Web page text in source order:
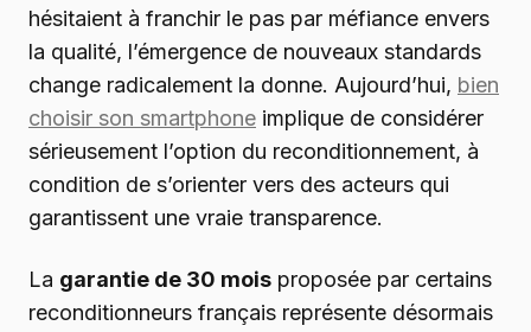
hésitaient à franchir le pas par méfiance envers
la qualité, l’émergence de nouveaux standards
change radicalement la donne. Aujourd’hui, bien
choisir son smartphone implique de considérer
sérieusement l’option du reconditionnement, à
condition de s’orienter vers des acteurs qui
garantissent une vraie transparence.
La garantie de 30 mois proposée par certains
reconditionneurs français représente désormais